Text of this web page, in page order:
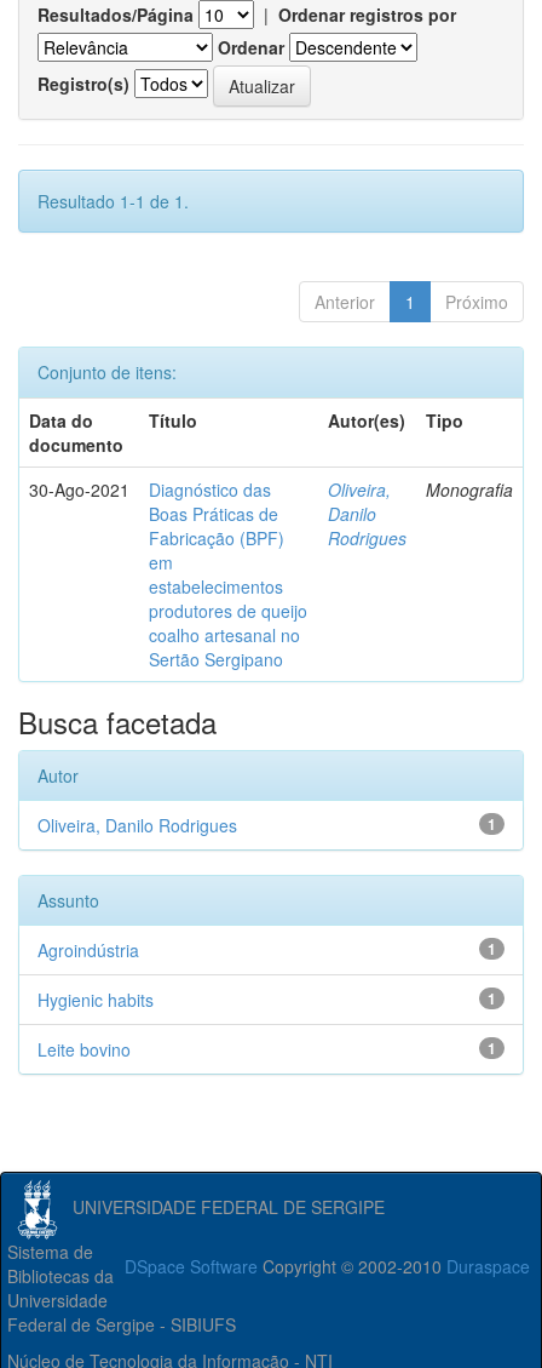
Resultados/Página | Ordenar registros por
Ordenar
Registro(s)
Resultado 1-1 de 1.
Anterior 1 Próximo
Conjunto de itens:
Data do
documento
Título Autor(es) Tipo
30-Ago-2021
Diagnóstico das
Boas Práticas de
Fabricação (BPF)
em
estabelecimentos
produtores de queijo
coalho artesanal no
Sertão Sergipano
Oliveira,
Danilo
Rodrigues
Monografia
Busca facetada
Autor
1
Oliveira, Danilo Rodrigues
Assunto
1
Agroindústria
1
Hygienic habits
1
Leite bovino
UNIVERSIDADE FEDERAL DE SERGIPE
DSpace Software Copyright © 2002-2010 Duraspace
Sistema de
Bibliotecas da
Universidade
Federal de Sergipe - SIBIUFS
Núcleo de Tecnologia da Informação - NTI